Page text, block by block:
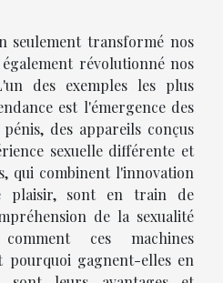
seulement transformé nos
révolutionné nos
des exemples les plus
est l'émergence des
des appareils conçus
sexuelle différente et
qui combinent l'innovation
plaisir, sont en train de
de la sexualité
ces machines
pourquoi gagnent-elles en